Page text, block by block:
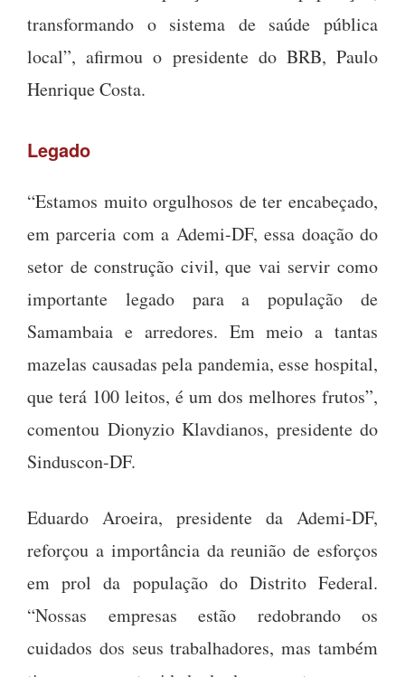
transformando o sistema de saúde pública
local”, afirmou o presidente do BRB, Paulo
Henrique Costa.
Legado
“Estamos muito orgulhosos de ter encabeçado,
em parceria com a Ademi-DF, essa doação do
setor de construção civil, que vai servir como
importante legado para a população de
Samambaia e arredores. Em meio a tantas
mazelas causadas pela pandemia, esse hospital,
que terá 100 leitos, é um dos melhores frutos”,
comentou Dionyzio Klavdianos, presidente do
Sinduscon-DF.
Eduardo Aroeira, presidente da Ademi-DF,
reforçou a importância da reunião de esforços
em prol da população do Distrito Federal.
“Nossas empresas estão redobrando os
cuidados dos seus trabalhadores, mas também